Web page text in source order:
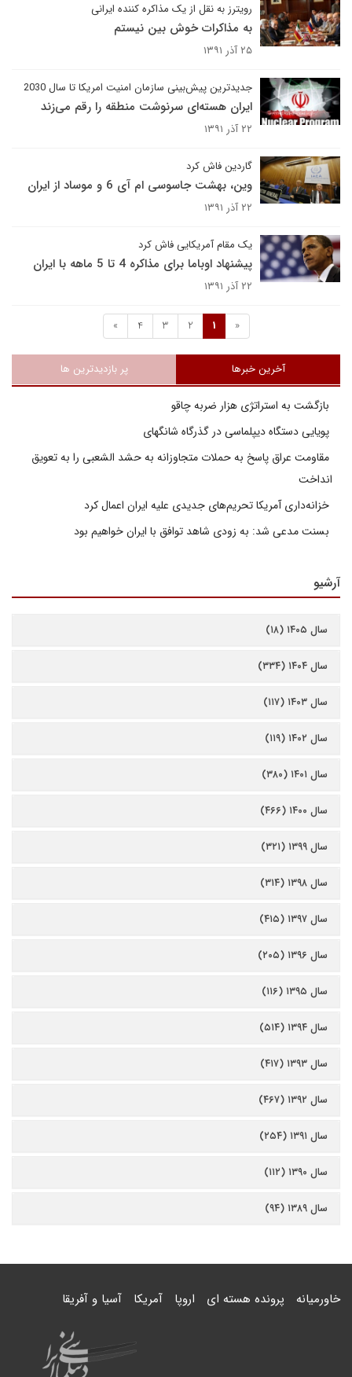
رویترز به نقل از یک مذاکره کننده ایرانی
به مذاکرات خوش بین نیستم
۲۵ آذر ۱۳۹۱
جدیدترین پیش‌بینی سازمان امنیت امریکا تا سال 2030
ایران هسته‌ای سرنوشت منطقه را رقم می‌زند
۲۲ آذر ۱۳۹۱
گاردین فاش کرد
وین، بهشت جاسوسی ام آی 6 و موساد از ایران
۲۲ آذر ۱۳۹۱
یک مقام آمریکایی فاش کرد
پیشنهاد اوباما برای مذاکره 4 تا 5 ماهه با ایران
۲۲ آذر ۱۳۹۱
«
1
2
3
4
»
آخرین خبرها پر بازدیدترین ها
بازگشت به استراتژی هزار ضربه چاقو
پویایی دستگاه دیپلماسی در گذرگاه شانگهای
مقاومت عراق پاسخ به حملات متجاوزانه به حشد الشعبی را به تعویق
انداخت
خزانه‌داری آمریکا تحریم‌های جدیدی علیه ایران اعمال کرد
بسنت مدعی شد: به زودی شاهد توافق با ایران خواهیم بود
آرشیو
سال ۱۴۰۵ (۱۸)
سال ۱۴۰۴ (۳۳۴)
سال ۱۴۰۳ (۱۱۷)
سال ۱۴۰۲ (۱۱۹)
سال ۱۴۰۱ (۳۸۰)
سال ۱۴۰۰ (۴۶۶)
سال ۱۳۹۹ (۳۲۱)
سال ۱۳۹۸ (۳۱۴)
سال ۱۳۹۷ (۴۱۵)
سال ۱۳۹۶ (۲۰۵)
سال ۱۳۹۵ (۱۱۶)
سال ۱۳۹۴ (۵۱۴)
سال ۱۳۹۳ (۴۱۷)
سال ۱۳۹۲ (۴۶۷)
سال ۱۳۹۱ (۲۵۴)
سال ۱۳۹۰ (۱۱۲)
سال ۱۳۸۹ (۹۴)
خاورمیانه پرونده هسته ای اروپا آمریکا آسیا و آفریقا